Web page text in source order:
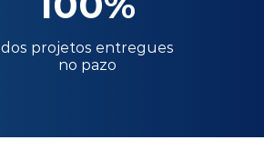
dos projetos entregues
no pazo